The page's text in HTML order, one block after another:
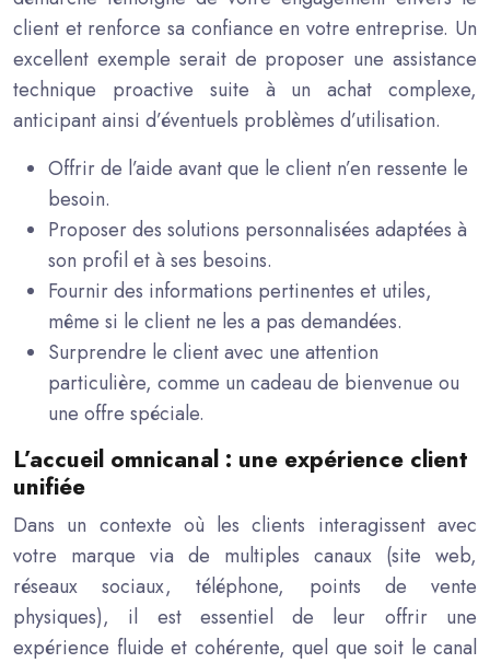
client et renforce sa confiance en votre entreprise. Un
excellent exemple serait de proposer une assistance
technique proactive suite à un achat complexe,
anticipant ainsi d’éventuels problèmes d’utilisation.
Offrir de l’aide avant que le client n’en ressente le
besoin.
Proposer des solutions personnalisées adaptées à
son profil et à ses besoins.
Fournir des informations pertinentes et utiles,
même si le client ne les a pas demandées.
Surprendre le client avec une attention
particulière, comme un cadeau de bienvenue ou
une offre spéciale.
L’accueil omnicanal : une expérience client
unifiée
Dans un contexte où les clients interagissent avec
votre marque via de multiples canaux (site web,
réseaux sociaux, téléphone, points de vente
physiques), il est essentiel de leur offrir une
expérience fluide et cohérente, quel que soit le canal